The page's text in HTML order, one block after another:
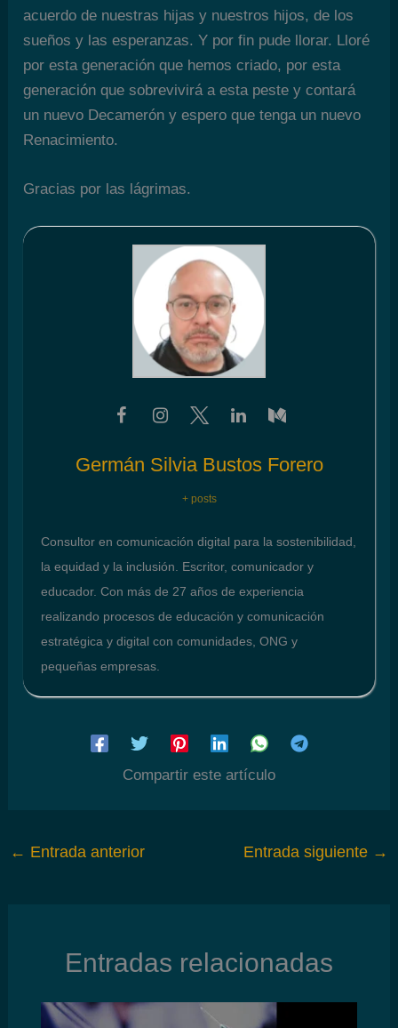
acuerdo de nuestras hijas y nuestros hijos, de los
sueños y las esperanzas. Y por fin pude llorar. Lloré
por esta generación que hemos criado, por esta
generación que sobrevivirá a esta peste y contará
un nuevo Decamerón y espero que tenga un nuevo
Renacimiento.
Gracias por las lágrimas.
Germán Silvia Bustos Forero
+ posts
Consultor en comunicación digital para la sostenibilidad,
la equidad y la inclusión. Escritor, comunicador y
educador. Con más de 27 años de experiencia
realizando procesos de educación y comunicación
estratégica y digital con comunidades, ONG y
pequeñas empresas.
Compartir este artículo
← Entrada anterior Entrada siguiente →
Entradas relacionadas